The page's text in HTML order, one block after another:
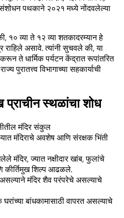
पथकाने २०२१ मध्ये नोंदवलेल्या
१० व्या ते १२ व्या शतकादरम्यान हे
राहिले असावे. त्यांनी सुचवले की, या
ते धार्मिक पर्यटन केंद्रात रूपांतरित
पुरातत्त्व विभागाच्या सहकार्याची
प्राचीन स्थळांचा शोध
मंदिर संकुल
मंदिराचे अवशेष आणि संरक्षक भिंती
मंदिर, ज्यात नक्षीदार खांब, फुलांचे
कीर्तिमुख शिल्प आढळले.
मंदिर शैव परंपरेचे असल्याचे
बांधकामासाठी वापरत असल्याचे